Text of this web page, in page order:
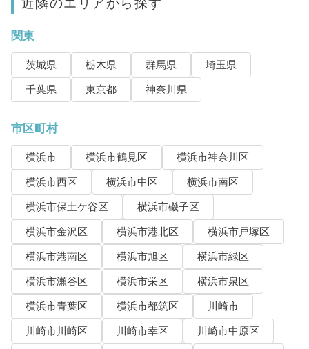
関東
茨城県 栃木県 群馬県
埼玉県
千葉県
東京都 神奈川県
市区町村
横浜市 横浜市鶴見区
横浜市神奈川区
横浜市西区
横浜市中区
横浜市南区
横浜市保土ケ谷区
横浜市磯子区
横浜市金沢区
横浜市港北区
横浜市戸塚区
横浜市港南区
横浜市旭区
横浜市緑区
横浜市瀬谷区
横浜市栄区
横浜市泉区
横浜市青葉区
横浜市都筑区
川崎市
川崎市川崎区
川崎市幸区
川崎市中原区